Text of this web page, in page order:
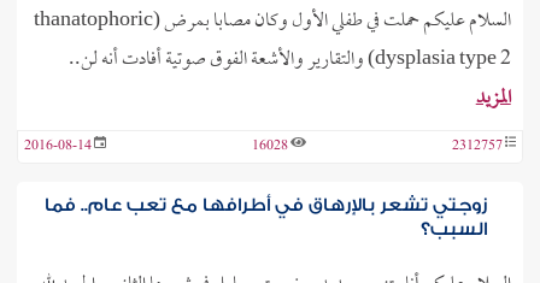
السلام عليكم حملت في طفلي الأول وكان مصابا بمرض (thanatophoric
dysplasia type 2) والتقارير والأشعة الفوق صوتية أفادت أنه لن..
المزيد
2312757
16028
2016-08-14
زوجتي تشعر بالإرهاق في أطرافها مع تعب عام.. فما
السبب؟